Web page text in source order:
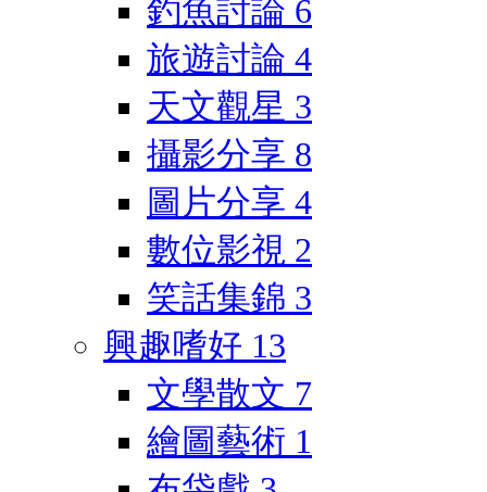
釣魚討論 6
旅遊討論 4
天文觀星 3
攝影分享 8
圖片分享 4
數位影視 2
笑話集錦 3
興趣嗜好 13
文學散文 7
繪圖藝術 1